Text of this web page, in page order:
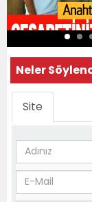
Neler
Site